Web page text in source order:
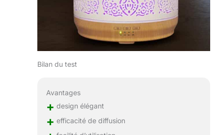
Bilan du test
Avantages
+ design élégant
+ efficacité de diffusion